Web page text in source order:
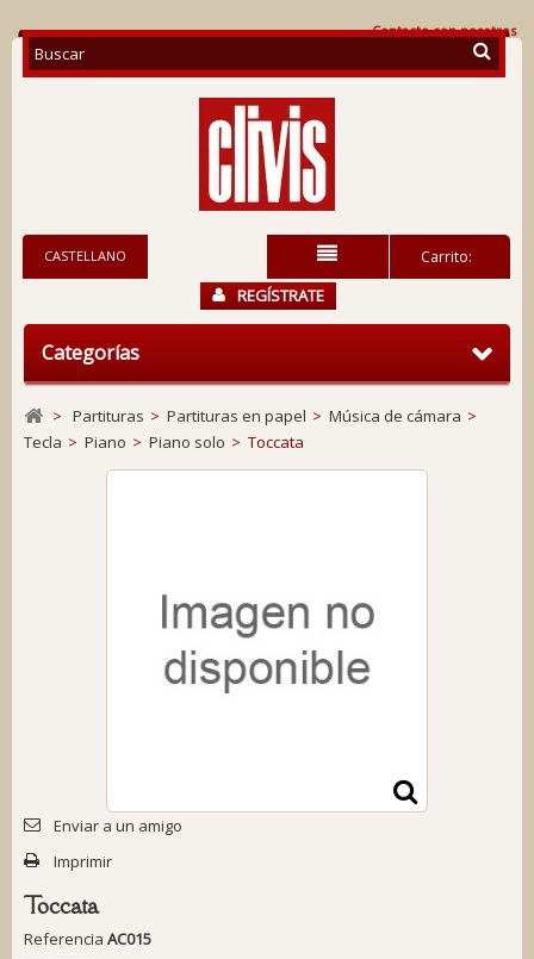
Contacte con nosotros
Carrito:
CASTELLANO
REGÍSTRATE
Categorías
> Partituras > Partituras en papel > Música de cámara >
Tecla > Piano > Piano solo > Toccata
Enviar a un amigo
Imprimir
Toccata
Referencia AC015